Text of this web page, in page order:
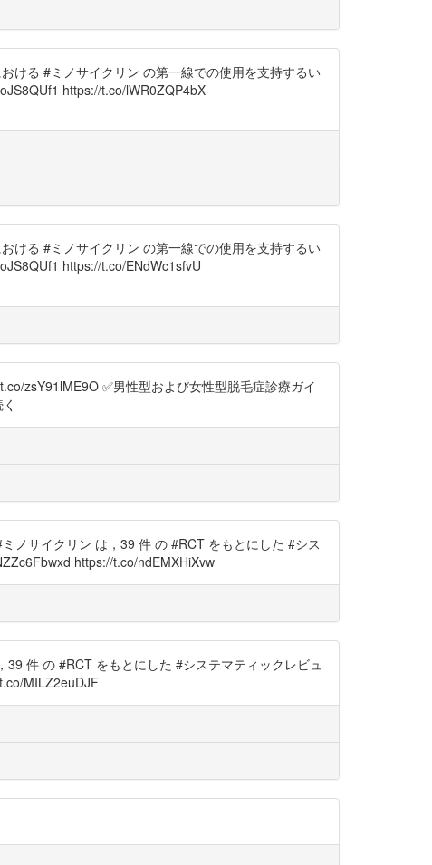
ける #ミノサイクリン の第一線での使用を支持するい
https://t.co/lWR0ZQP4bX
ける #ミノサイクリン の第一線での使用を支持するい
https://t.co/ENdWc1sfvU
zsY91lME9O ✅男性型および女性型脱毛症診療ガイ
ノサイクリン は，39 件 の #RCT をもとにした #シス
https://t.co/ndEMXHiXvw
件 の #RCT をもとにした #システマティックレビュ
MILZ2euDJF